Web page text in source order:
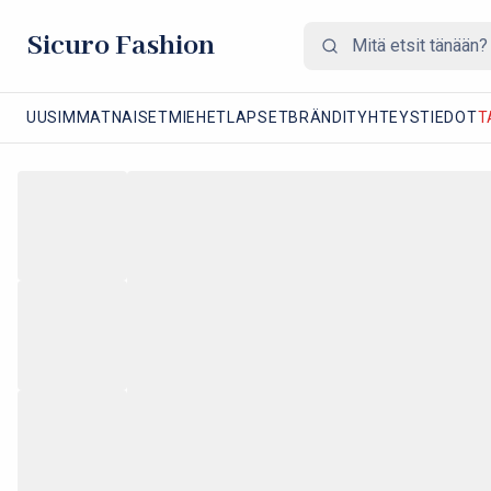
Sicuro Fashion
UUSIMMATNAISETMIEHETLAPSETBRÄNDITYHTEYSTIEDOT